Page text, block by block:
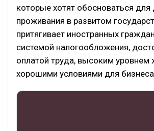
которые хотят обосноваться для
проживания в развитом
притягивает иностранных
системой налогообложения,
оплатой труда, высоким уровнем
хорошими условиями для